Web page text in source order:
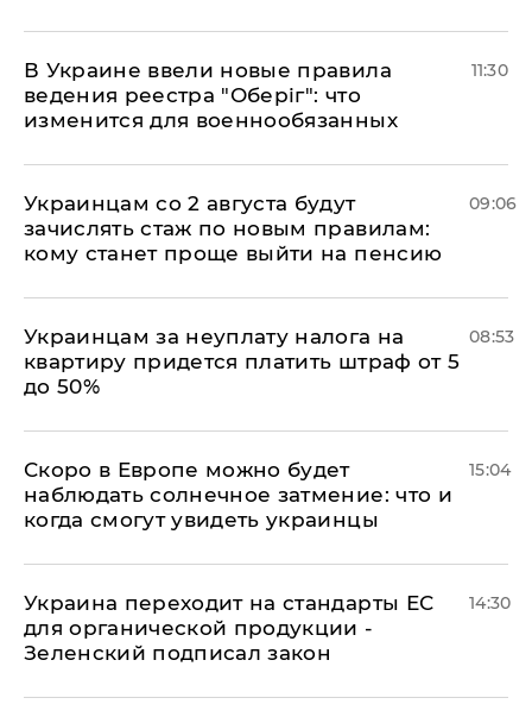
В Украине ввели новые правила
ведения реестра "Оберіг": что
изменится для военнообязанных
11:30
Украинцам со 2 августа будут
зачислять стаж по новым правилам:
кому станет проще выйти на пенсию
09:06
Украинцам за неуплату налога на
квартиру придется платить штраф от 5
до 50%
08:53
Скоро в Европе можно будет
наблюдать солнечное затмение: что и
когда смогут увидеть украинцы
15:04
Украина переходит на стандарты ЕС
для органической продукции -
Зеленский подписал закон
14:30